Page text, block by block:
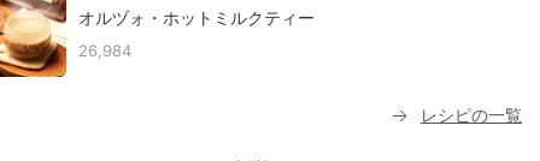
オルヅォ・ホットミルクティー
26,984
レシピの一覧